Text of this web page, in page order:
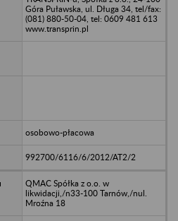
Góra Puławska, ul. Długa 34, tel/fax:
(081) 880-50-04, tel: 0609 481 613
www.transprin.pl
osobowo-płacowa
992700/6116/6/2012/AT2/2
QMAC Spółka z o.o. w
likwidacji,/n33-100 Tarnów,/nul.
Mroźna 18